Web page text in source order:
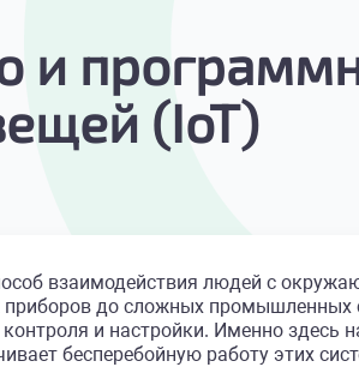
и
(IoT)
взаимодействия людей с
до сложных промышленных
и настройки. Именно здесь
бесперебойную работу этих